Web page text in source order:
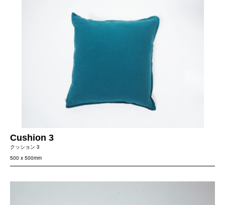
Cushion 3
クッション 3
500 x 500mm